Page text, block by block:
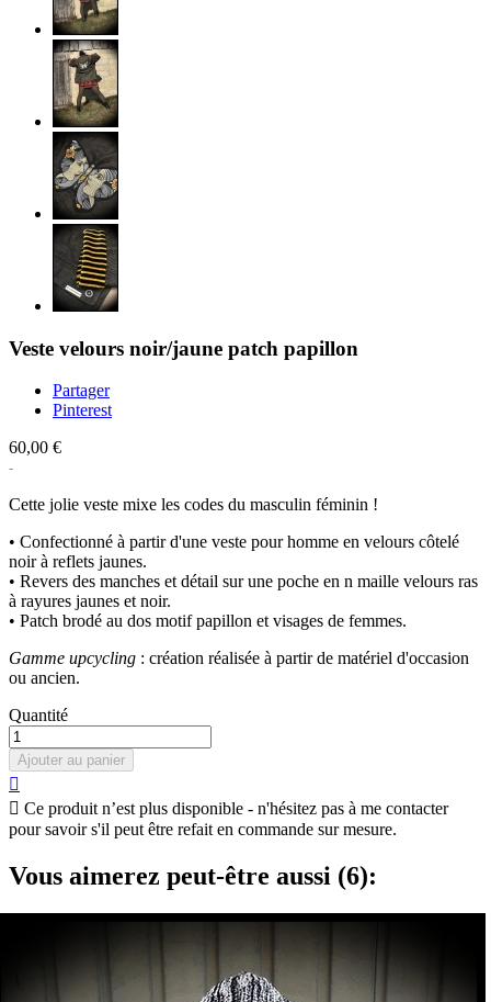
Veste velours noir/jaune patch papillon
Partager
Pinterest
60,00 €
Cette jolie veste mixe les codes du masculin féminin !
• Confectionné à partir d'une veste pour homme en velours côtelé
noir à reflets jaunes.
• Revers des manches et détail sur une poche en n maille velours ras
à rayures jaunes et noir.
• Patch brodé au dos motif papillon et visages de femmes.
Gamme upcycling : création réalisée à partir de matériel d'occasion
ou ancien.
Quantité
Ajouter au panier

 Ce produit n’est plus disponible - n'hésitez pas à me contacter
pour savoir s'il peut être refait en commande sur mesure.
Vous aimerez peut-être aussi (6):